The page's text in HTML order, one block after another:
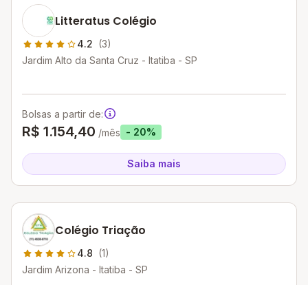
Litteratus Colégio
4.2 (3)
Jardim Alto da Santa Cruz - Itatiba - SP
Bolsas a partir de:
R$ 1.154,40 /mês - 20%
Saiba mais
Colégio Triação
4.8 (1)
Jardim Arizona - Itatiba - SP